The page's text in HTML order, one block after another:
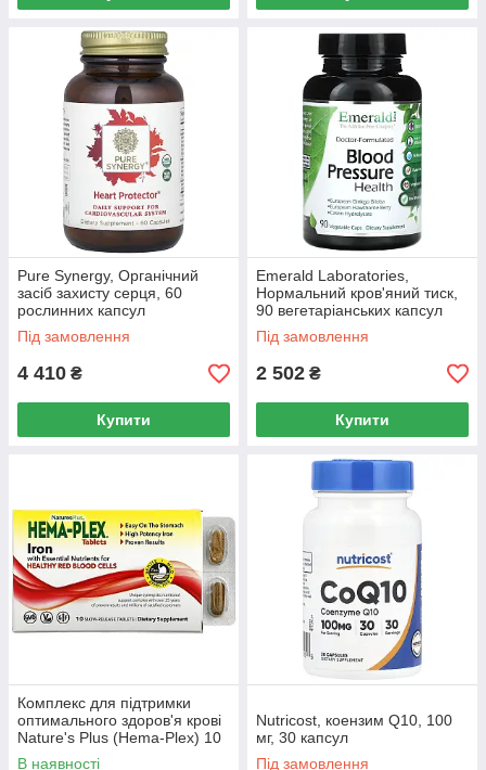
Pure Synergy, Органічний
засіб захисту серця, 60
рослинних капсул
Під замовлення
4 410 ₴
Купити
Emerald Laboratories,
Нормальний кров'яний тиск,
90 вегетаріанських капсул
Під замовлення
2 502 ₴
Купити
Комплекс для підтримки
оптимального здоров'я крові
Nature's Plus (Hema-Plex) 10
вегетаріанських таблеток
В наявності
Nutricost, коензим Q10, 100
мг, 30 капсул
Під замовлення